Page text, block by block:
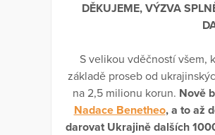
DĚKUJEME, VÝZVA
S velikou vděčností všem,
základě proseb od
na 2,5 milionu korun. Nově
Nadace Benetheo, a to až
darovat Ukrajině dalších